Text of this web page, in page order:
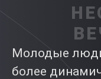
Молодые
более